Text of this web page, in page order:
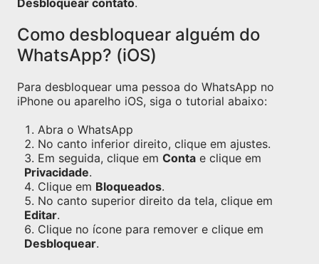
Desbloquear contato.
Como desbloquear alguém do
WhatsApp? (iOS)
Para desbloquear uma pessoa do WhatsApp no
iPhone ou aparelho iOS, siga o tutorial abaixo:
Abra o WhatsApp
No canto inferior direito, clique em ajustes.
Em seguida, clique em Conta e clique em
Privacidade.
Clique em Bloqueados.
No canto superior direito da tela, clique em
Editar.
Clique no ícone para remover e clique em
Desbloquear.